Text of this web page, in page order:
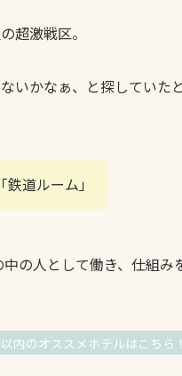
超激戦区。
いかなぁ、と探してい
道ルーム」
の人として働き、仕組
内のオススメホテルはこちら！